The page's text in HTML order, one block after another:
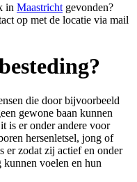
in Maastricht gevonden?
op met de locatie via mail
die door bijvoorbeeld
gewone baan kunnen
is er onder andere voor
hersenletsel, jong of
er zodat zij actief en onder
voelen en hun